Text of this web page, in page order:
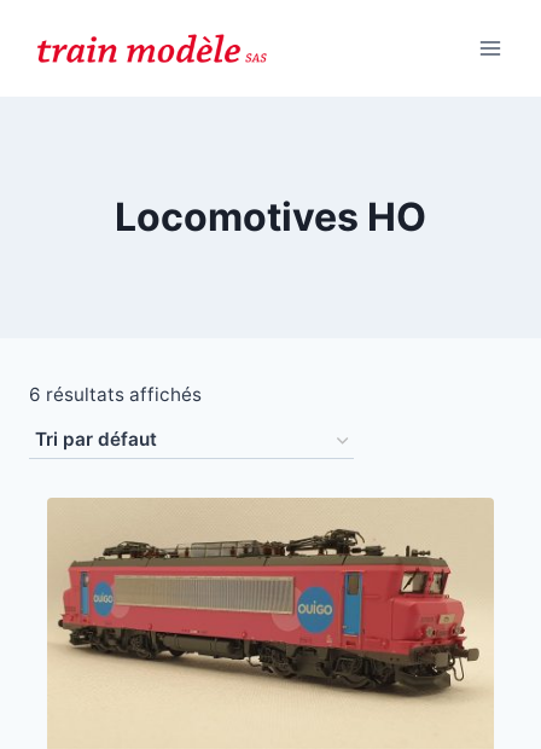
Locomotives HO
6 résultats affichés